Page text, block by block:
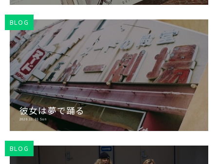
BLOG
彼女は夢で踊る
2020.11.01 Sun
BLOG